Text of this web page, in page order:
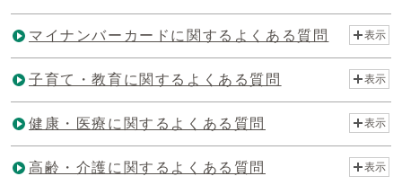
マイナンバーカードに関するよくある質問 表示
子育て・教育に関するよくある質問 表示
健康・医療に関するよくある質問 表示
高齢・介護に関するよくある質問 表示